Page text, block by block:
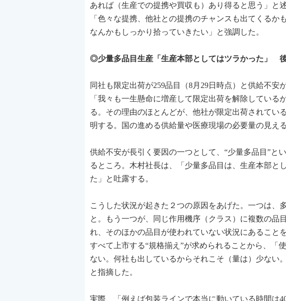
あれば（生産での提携や買収も）あり得ると思う」と
「色々な提携、他社との提携のチャンスも出てくる
なんかもしっかり拾っていきたい」と強調した。
◎少量多品目生産「生産本部としてはツラかった」
同社も限定出荷が259品目（8月29日時点）と供給不安
「我々も一生懸命に増産して限定出荷を解除してい
る。その理由のほとんどが、他社が限定出荷されてい
明する。国の進める供給量や医療現場の必要量の見え
供給不安が長引く要因の一つとして、“少量多品目”と
るところ。木村社長は、「少量多品目は、生産本部と
た」と吐露する。
こうした状況が起きた２つの原因をあげた。一つは、
と。もう一つが、同じ作用機序（クラス）に複数の品
れ、そのほかの品目が使われていない状況にあること
すべて上市する“規格揃え”が求められることから、「
ない。何社も出しているからそれこそ（量は）少ない
と指摘した。
実際、「例えば包装ラインで本当に動いている時間は